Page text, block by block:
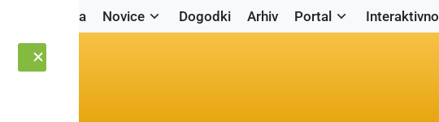
Naslovnica Novice Dogodki Arhiv Portal Interaktivno